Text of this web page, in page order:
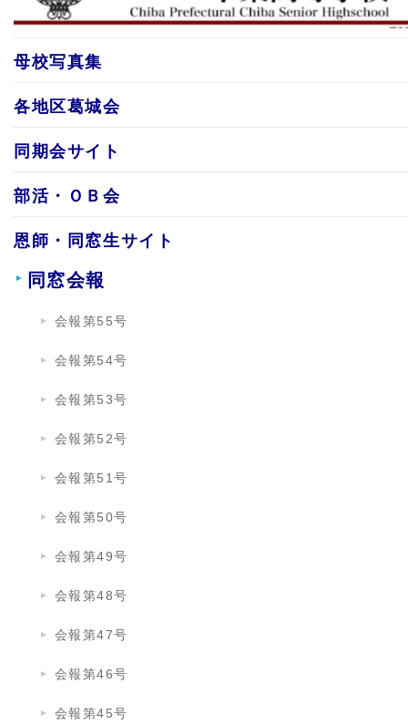
母校写真集
各地区葛城会
同期会サイト
部活・ＯＢ会
恩師・同窓生サイト
同窓会報
会報第55号
会報第54号
会報第53号
会報第52号
会報第51号
会報第50号
会報第49号
会報第48号
会報第47号
会報第46号
会報第45号